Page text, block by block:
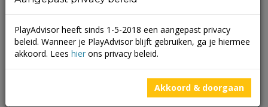
PlayAdvisor heeft sinds 1-5-2018 een aangepast privacy
beleid. Wanneer je PlayAdvisor blijft gebruiken, ga je hiermee
akkoord. Lees hier ons privacy beleid.
Akkoord & doorgaan